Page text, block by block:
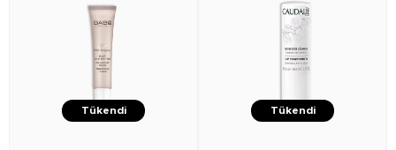
Tükendi Tükendi